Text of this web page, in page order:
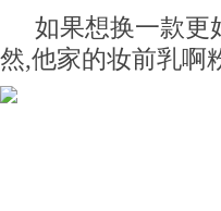
如果想换一款更
然,他家的妆前乳啊